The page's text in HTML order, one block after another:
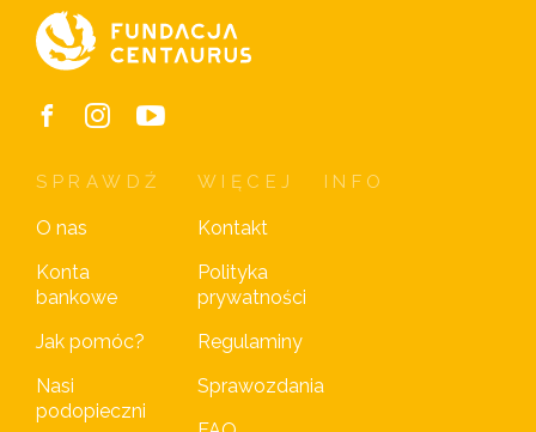
SPRAWDŹ
O nas
Konta
bankowe
Jak pomóc?
Nasi
podopieczni
WIĘCEJ
Kontakt
Polityka
prywatności
Regulaminy
Sprawozdania
INFO